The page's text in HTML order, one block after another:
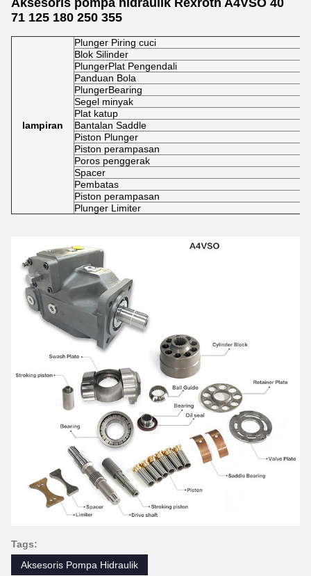
Aksesoris pompa hidraulik Rexroth A4VSO 40
71 125 180 250 355
lampiran
Plunger Piring cuci
Blok Silinder
PlungerPlat Pengendali
Panduan Bola
PlungerBearing
Segel minyak
Plat katup
Bantalan Saddle
Piston Plunger
Piston perampasan
Poros penggerak
Spacer
Pembatas
Piston perampasan
Plunger Limiter
Tags:
Aksesoris Pompa Hidraulik